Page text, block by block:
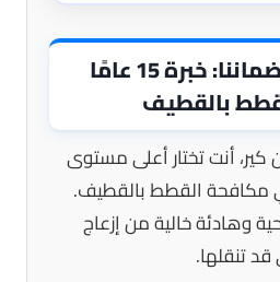
ثقتكم هي ضماننا: خبرة 15 عامًا
بالقطيف
كير، أنت تختار أعلى مستوى
مكافحة القطط بالقطيف.
وهادئة خالية من إزعاج
تنقلها.